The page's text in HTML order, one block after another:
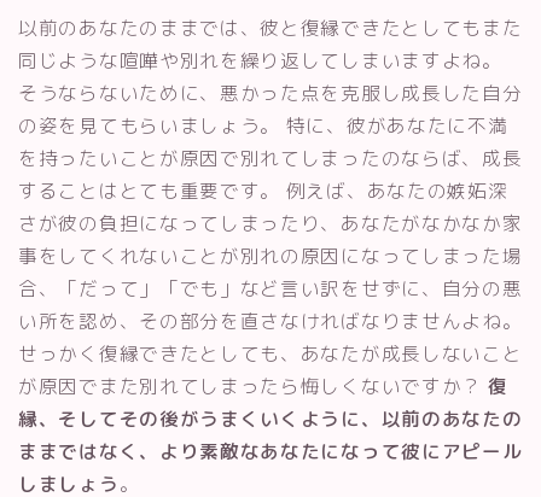
以前のあなたのままでは、彼と復縁できたとしてもまた
同じような喧嘩や別れを繰り返してしまいますよね。
そうならないために、悪かった点を克服し成長した自分
の姿を見てもらいましょう。 特に、彼があなたに不満
を持ったいことが原因で別れてしまったのならば、成長
することはとても重要です。 例えば、あなたの嫉妬深
さが彼の負担になってしまったり、あなたがなかなか家
事をしてくれないことが別れの原因になってしまった場
合、「だって」「でも」など言い訳をせずに、自分の悪
い所を認め、その部分を直さなければなりませんよね。
せっかく復縁できたとしても、あなたが成長しないこと
が原因でまた別れてしまったら悔しくないですか？ 復
縁、そしてその後がうまくいくように、以前のあなたの
ままではなく、より素敵なあなたになって彼にアピール
しましょう。